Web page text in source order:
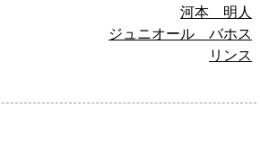
河本 明人
ジュニオール バホス
リンス